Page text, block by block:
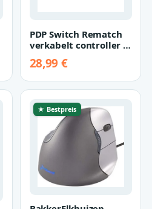
PDP Switch Rematch
verkabelt controller 1-
Offiziel…
28,99 €
★ Bestpreis